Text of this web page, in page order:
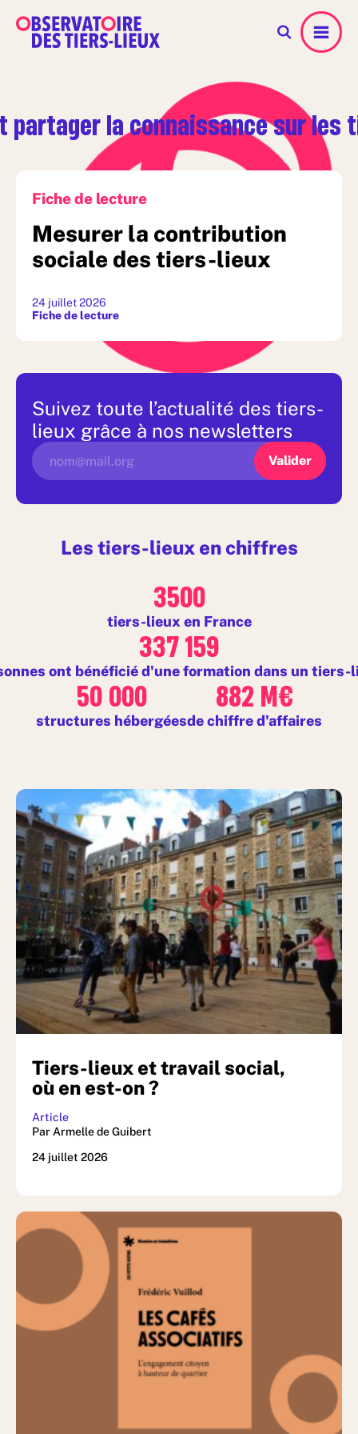
Menu
partager la connaissance sur les
Fiche de lecture
Mesurer la contribution
sociale des tiers-lieux
24 juillet 2026
Fiche de lecture
Suivez toute l’actualité des tiers-
lieux grâce à nos newsletters
Les tiers-lieux en chiffres
3500
tiers-lieux en France
337 159
ont bénéficié d'une formation dans un tiers-
50 000
structures hébergées
882 M€
de chiffre d'affaires
Tiers-lieux et travail social,
où en est-on ?
Article
Par Armelle de Guibert
24 juillet 2026